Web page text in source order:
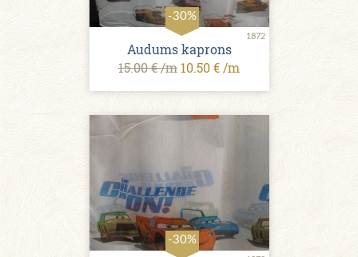
-30%
1872
Audums kaprons
15.00 € /m 10.50 € /m
-30%